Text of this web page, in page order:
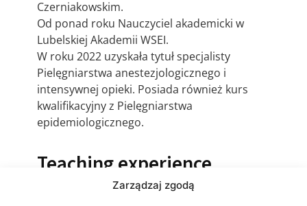
Zarządzaj zgodą
Czerniakowskim.
Od ponad roku Nauczyciel akademicki w
Lubelskiej Akademii WSEI.
W roku 2022 uzyskała tytuł specjalisty
Pielęgniarstwa anestezjologicznego i
intensywnej opieki. Posiada również kurs
kwalifikacyjny z Pielęgniarstwa
epidemiologicznego.
Teaching experience
Ponad 3 lata doświadczenia dydaktycznego